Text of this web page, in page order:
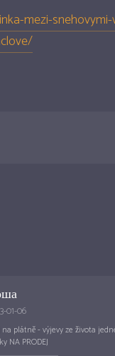
mezi-
01-06
plátně - výjevy ze života
NA PRODEJ